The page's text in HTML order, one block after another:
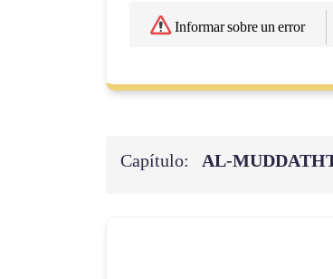
Informar sobre un error
Capítulo: